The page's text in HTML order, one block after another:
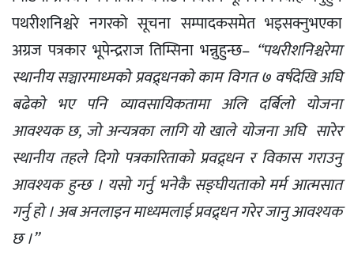
पथरीशनिश्चरे नगरको सूचना सम्पादकसमेत भइसक्नुभएका
अग्रज पत्रकार भूपेन्द्रराज तिम्सिना भन्नुहुन्छ– ‘‘पथरीशनिश्चरेमा
स्थानीय सञ्चारमाध्मको प्रवद्र्धनको काम विगत ७ वर्षदेखि अघि
बढेको भए पनि व्यावसायिकतामा अलि दर्बिलो योजना
आवश्यक छ, जो अन्यत्रका लागि यो खाले योजना अघि सारेर
स्थानीय तहले दिगो पत्रकारिताको प्रवद्र्धन र विकास गराउनु
आवश्यक हुन्छ । यसो गर्नु भनेकै सङ्घीयताको मर्म आत्मसात
गर्नु हो । अब अनलाइन माध्यमलाई प्रवद्र्धन गरेर जानु आवश्यक
छ ।’’